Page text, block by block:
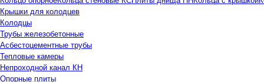
Крышки для колодцев
Колодцы
Трубы железобетонные
Асбестоцементные трубы
Тепловые камеры
Непроходной канал КН
Опорные плиты